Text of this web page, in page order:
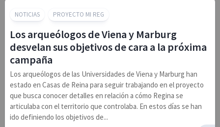
NOTICIAS PROYECTO MI REG
Los arqueólogos de Viena y Marburg
desvelan sus objetivos de cara a la próxima
campaña
Los arqueólogos de las Universidades de Viena y Marburg han
estado en Casas de Reina para seguir trabajando en el proyecto
que busca conocer detalles en relación a cómo Regina se
articulaba con el territorio que controlaba. En estos días se han
ido definiendo los objetivos de...